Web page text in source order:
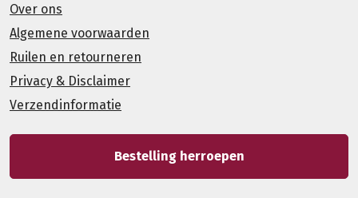
Over ons
Algemene voorwaarden
Ruilen en retourneren
Privacy & Disclaimer
Verzendinformatie
Bestelling herroepen